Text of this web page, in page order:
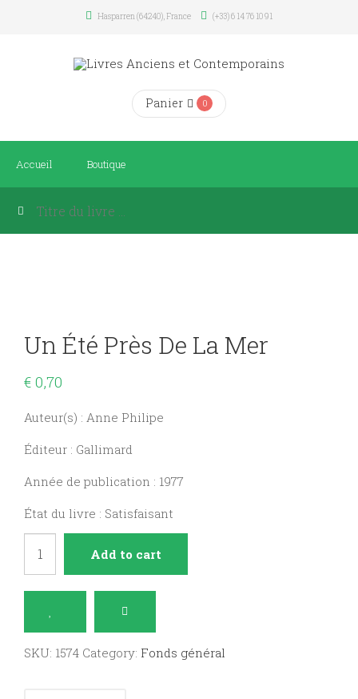
Hasparren (64240), France (+33) 6 14 76 10 91
Panier 0
Accueil Boutique
Un Été Près De La Mer
€ 0,70
Auteur(s) : Anne Philipe
Éditeur : Gallimard
Année de publication : 1977
État du livre : Satisfaisant
près
Add to cart
SKU: 1574 Category: Fonds général